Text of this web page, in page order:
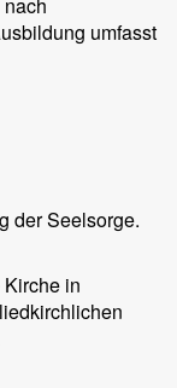
umfasst
der Seelsorge.
in